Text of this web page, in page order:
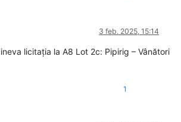
3 feb. 2025, 15:14
licitația la A8 Lot 2c: Pipirig – Vânători
1